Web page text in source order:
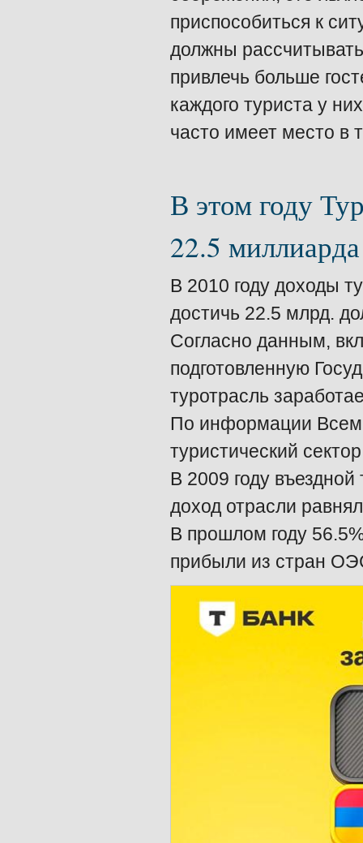
приспособиться к
должны
привлечь больше
каждого туриста у
часто имеет место в
В этом году
22.5
В 2010 году доходы
достичь 22.5 млрд.
Согласно данным,
подготовленную
туротрасль
По информации
туристический
В 2009 году
доход отрасли
В прошлом году
прибыли из стран